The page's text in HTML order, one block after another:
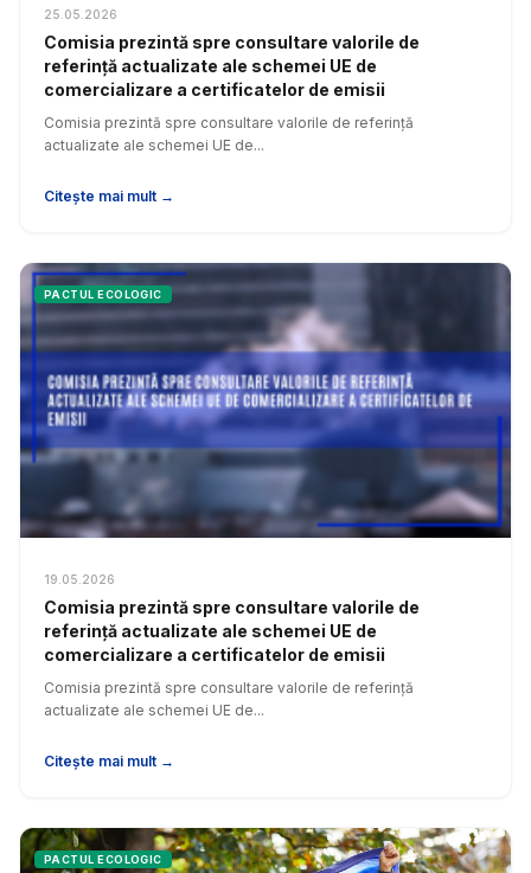
25.05.2026
Comisia prezintă spre consultare valorile de
referință actualizate ale schemei UE de
comercializare a certificatelor de emisii
Comisia prezintă spre consultare valorile de referință
actualizate ale schemei UE de...
Citește mai mult →
PACTUL ECOLOGIC
19.05.2026
Comisia prezintă spre consultare valorile de
referință actualizate ale schemei UE de
comercializare a certificatelor de emisii
Comisia prezintă spre consultare valorile de referință
actualizate ale schemei UE de...
Citește mai mult →
PACTUL ECOLOGIC